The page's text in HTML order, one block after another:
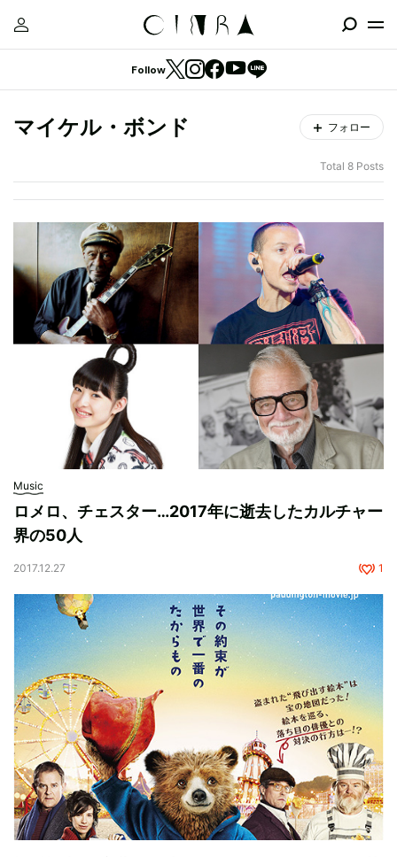
Follow
マイケル・ボンド フォロー
Total 8 Posts
Music
ロメロ、チェスター…2017年に逝去したカルチャー
界の50人
2017.12.27 1